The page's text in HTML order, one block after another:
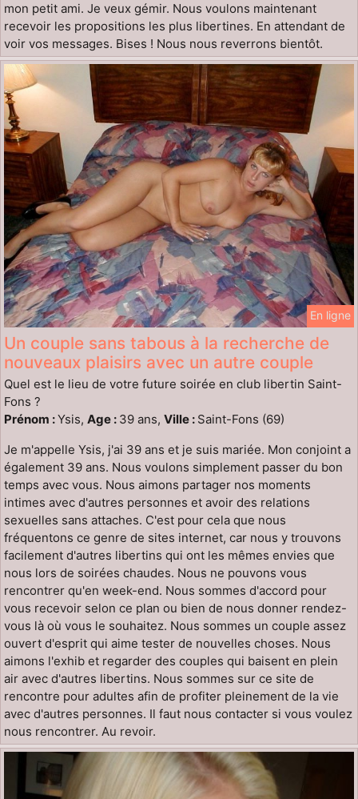
mon petit ami. Je veux gémir. Nous voulons maintenant
recevoir les propositions les plus libertines. En attendant de
voir vos messages. Bises ! Nous nous reverrons bientôt.
En ligne
Un couple sans tabous à la recherche de
nouveaux plaisirs avec un autre couple
Quel est le lieu de votre future soirée en club libertin Saint-
Fons ?
Prénom :Ysis, Age : 39 ans, Ville : Saint-Fons (69)
Je m'appelle Ysis, j'ai 39 ans et je suis mariée. Mon conjoint a
également 39 ans. Nous voulons simplement passer du bon
temps avec vous. Nous aimons partager nos moments
intimes avec d'autres personnes et avoir des relations
sexuelles sans attaches. C'est pour cela que nous
fréquentons ce genre de sites internet, car nous y trouvons
facilement d'autres libertins qui ont les mêmes envies que
nous lors de soirées chaudes. Nous ne pouvons vous
rencontrer qu'en week-end. Nous sommes d'accord pour
vous recevoir selon ce plan ou bien de nous donner rendez-
vous là où vous le souhaitez. Nous sommes un couple assez
ouvert d'esprit qui aime tester de nouvelles choses. Nous
aimons l'exhib et regarder des couples qui baisent en plein
air avec d'autres libertins. Nous sommes sur ce site de
rencontre pour adultes afin de profiter pleinement de la vie
avec d'autres personnes. Il faut nous contacter si vous voulez
nous rencontrer. Au revoir.